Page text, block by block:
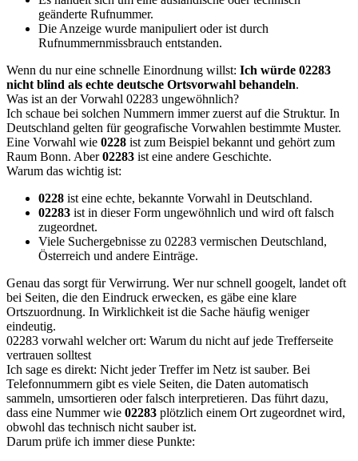
geänderte Rufnummer.
Die Anzeige wurde manipuliert oder ist durch
Rufnummernmissbrauch entstanden.
Wenn du nur eine schnelle Einordnung willst: Ich würde 02283
nicht blind als echte deutsche Ortsvorwahl behandeln.
Was ist an der Vorwahl 02283 ungewöhnlich?
Ich schaue bei solchen Nummern immer zuerst auf die Struktur. In
Deutschland gelten für geografische Vorwahlen bestimmte Muster.
Eine Vorwahl wie 0228 ist zum Beispiel bekannt und gehört zum
Raum Bonn. Aber02283 ist eine andere Geschichte.
Warum das wichtig ist:
0228 ist eine echte, bekannte Vorwahl in Deutschland.
02283 ist in dieser Form ungewöhnlich und wird oft falsch
zugeordnet.
Viele Suchergebnisse zu 02283 vermischen Deutschland,
Österreich und andere Einträge.
Genau das sorgt für Verwirrung. Wer nur schnell googelt, landet oft
bei Seiten, die den Eindruck erwecken, es gäbe eine klare
Ortszuordnung. In Wirklichkeit ist die Sache häufig weniger
eindeutig.
02283 vorwahl welcher ort: Warum du nicht auf jede Trefferseite
vertrauen solltest
Ich sage es direkt: Nicht jeder Treffer im Netz ist sauber. Bei
Telefonnummern gibt es viele Seiten, die Daten automatisch
sammeln, umsortieren oder falsch interpretieren. Das führt dazu,
dass eine Nummer wie 02283 plötzlich einem Ort zugeordnet wird,
obwohl das technisch nicht sauber ist.
Darum prüfe ich immer diese Punkte: